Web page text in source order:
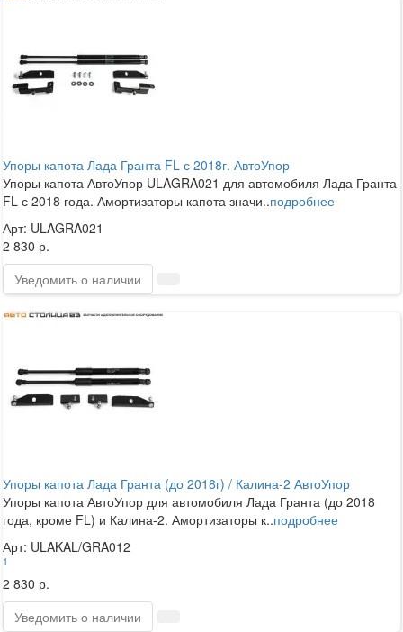
Упоры капота Лада Гранта FL с 2018г. АвтоУпор
Упоры капота АвтоУпор ULAGRA021 для автомобиля Лада Гранта
FL с 2018 года. Амортизаторы капота значи..подробнее
Арт: ULAGRA021
2 830 р.
Уведомить о наличии
Упоры капота Лада Гранта (до 2018г) / Калина-2 АвтоУпор
Упоры капота АвтоУпор для автомобиля Лада Гранта (до 2018
года, кроме FL) и Калина-2. Амортизаторы к..подробнее
Арт: ULAKAL/GRA012
1
2 830 р.
Уведомить о наличии